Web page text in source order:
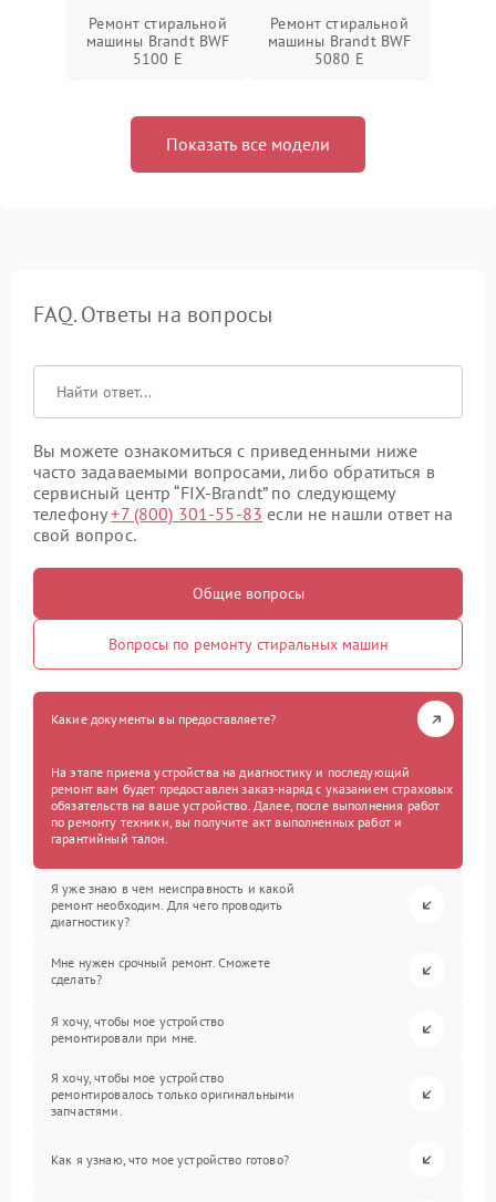
Ремонт стиральной
машины Brandt BWF
5100 E
Ремонт стиральной
машины Brandt BWF
5080 E
Показать все модели
FAQ. Ответы на вопросы
Вы можете ознакомиться с приведенными ниже
часто задаваемыми вопросами, либо обратиться в
сервисный центр “FIX-Brandt” по следующему
телефону+7 (800) 301-55-83 если не нашли ответ на
свой вопрос.
Общие вопросы
Вопросы по ремонту стиральных машин
Какие документы вы предоставляете?
На этапе приема устройства на диагностику и последующий
ремонт вам будет предоставлен заказ-наряд с указанием страховых
обязательств на ваше устройство. Далее, после выполнения работ
по ремонту техники, вы получите акт выполненных работ и
гарантийный талон.
Я уже знаю в чем неисправность и какой
ремонт необходим. Для чего проводить
диагностику?
Мне нужен срочный ремонт. Сможете
сделать?
Я хочу, чтобы мое устройство
ремонтировали при мне.
Я хочу, чтобы мое устройство
ремонтировалось только оригинальными
запчастями.
Как я узнаю, что мое устройство готово?